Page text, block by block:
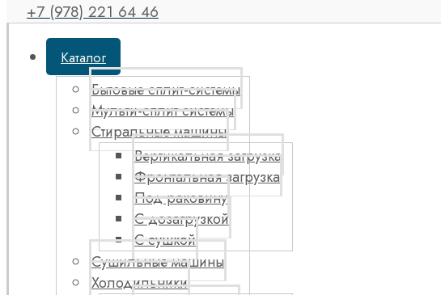
+7 (978) 221 64 46
Каталог
Бытовые сплит-системы
Мульти-сплит системы
Стиральные машины
Вертикальная загрузка
Фронтальная загрузка
Под раковину
С дозагрузкой
С сушкой
Сушильные машины
Холодильники